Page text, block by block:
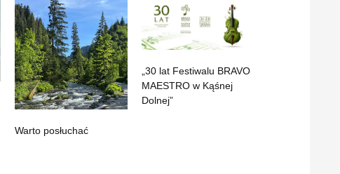
Warto posłuchać
„30 lat Festiwalu BRAVO
MAESTRO w Kąśnej
Dolnej”